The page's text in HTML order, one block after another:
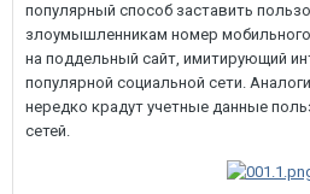
популярный способ заставить
злоумышленникам номер
на поддельный сайт, имитирующий
популярной социальной сети.
нередко крадут учетные данные
сетей.